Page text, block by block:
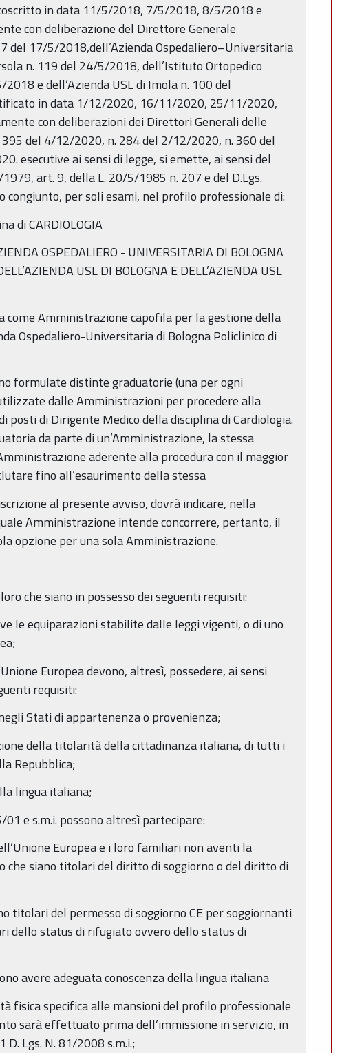
in data 11/5/2018, 7/5/2018, 8/5/2018 e
con deliberazione del Direttore Generale
del 17/5/2018,dell’Azienda Ospedaliero–Universitaria
n. 119 del 24/5/2018, dell’Istituto Ortopedico
e dell’Azienda USL di Imola n. 100 del
in data 1/12/2020, 16/11/2020, 25/11/2020,
con deliberazioni dei Direttori Generali delle
del 4/12/2020, n. 284 del 2/12/2020, n. 360 del
esecutive ai sensi di legge, si emette, ai sensi del
1979, art. 9, della L. 20/5/1985 n. 207 e del D.Lgs.
per soli esami, nel profilo professionale di:
di CARDIOLOGIA
OSPEDALIERO - UNIVERSITARIA DI BOLOGNA
USL DI BOLOGNA E DELL’AZIENDA USL
come Amministrazione capofila per la gestione della
Ospedaliero-Universitaria di Bologna Policlinico di
formulate distinte graduatorie (una per ogni
dalle Amministrazioni per procedere alla
di Dirigente Medico della disciplina di Cardiologia.
da parte di un’Amministrazione, la stessa
aderente alla procedura con il maggior
fino all’esaurimento della stessa
al presente avviso, dovrà indicare, nella
Amministrazione intende concorrere, pertanto, il
opzione per una sola Amministrazione.
che siano in possesso dei seguenti requisiti:
le equiparazioni stabilite dalle leggi vigenti, o di uno
Europea devono, altresì, possedere, ai sensi
requisiti:
Stati di appartenenza o provenienza;
della titolarità della cittadinanza italiana, di tutti i
Repubblica;
lingua italiana;
01 e s.m.i. possono altresì partecipare:
Europea e i loro familiari non aventi la
che siano titolari del diritto di soggiorno o del diritto di
titolari del permesso di soggiorno CE per soggiornanti
dello status di rifugiato ovvero dello status di
avere adeguata conoscenza della lingua italiana
fisica specifica alle mansioni del profilo professionale
sarà effettuato prima dell’immissione in servizio, in
Lgs. N. 81/2008 s.m.i.;